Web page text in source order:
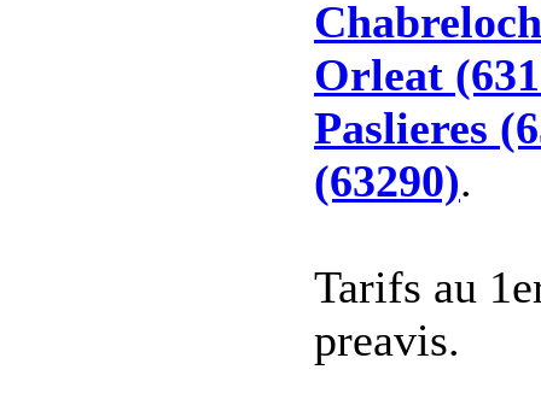
Orleat
Paslieres
(63290).
Tarifs au
preavis.